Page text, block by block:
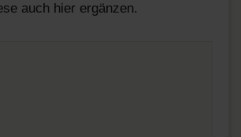
auch hier ergänzen.